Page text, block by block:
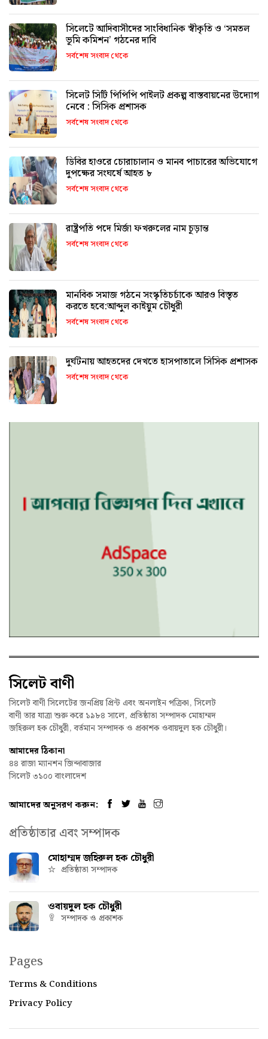
সিলেটে আদিবাসীদের সাংবিধানিক স্বীকৃতি ও ‘সমতল
ভূমি কমিশন’ গঠনের দাবি
সর্বশেষ সংবাদ থেকে
সিলেট সিটি পিপিপি পাইলট প্রকল্প বাস্তবায়নের উদ্যোগ
নেবে : সিসিক প্রশাসক
সর্বশেষ সংবাদ থেকে
ডিবির হাওরে চোরাচালান ও মানব পাচারের অভিযোগে
দুপক্ষের সংঘর্ষে আহত ৮
সর্বশেষ সংবাদ থেকে
রাষ্ট্রপতি পদে মির্জা ফখরুলের নাম চূড়ান্ত
সর্বশেষ সংবাদ থেকে
মানবিক সমাজ গঠনে সংস্কৃতিচর্চাকে আরও বিস্তৃত
করতে হবে:আব্দুল কাইয়ুম চৌধুরী
সর্বশেষ সংবাদ থেকে
দুর্ঘটনায় আহতদের দেখতে হাসপাতালে সিসিক প্রশাসক
সর্বশেষ সংবাদ থেকে
সিলেট বাণী
সিলেট বাণী সিলেটের জনপ্রিয় প্রিন্ট এবং অনলাইন পত্রিকা, সিলেট
বাণী তার যাত্রা শুরু করে ১৯৮৪ সালে, প্রতিষ্ঠাতা সম্পাদক মোহাম্মদ
জহিরুল হক চৌধুরী, বর্তমান সম্পাদক ও প্রকাশক ওবায়দুল হক চৌধুরী।
আমাদের ঠিকানা
৪৪ রাজা ম্যানশন জিন্দাবাজার
সিলেট ৩১০০ বাংলাদেশ
আমাদের অনুসরণ করুন:
প্রতিষ্ঠাতার এবং সম্পাদক
মোহাম্মদ জহিরুল হক চৌধুরী
প্রতিষ্ঠাতা সম্পাদক
ওবায়দুল হক চৌধুরী
সম্পাদক ও প্রকাশক
Pages
Terms & Conditions
Privacy Policy